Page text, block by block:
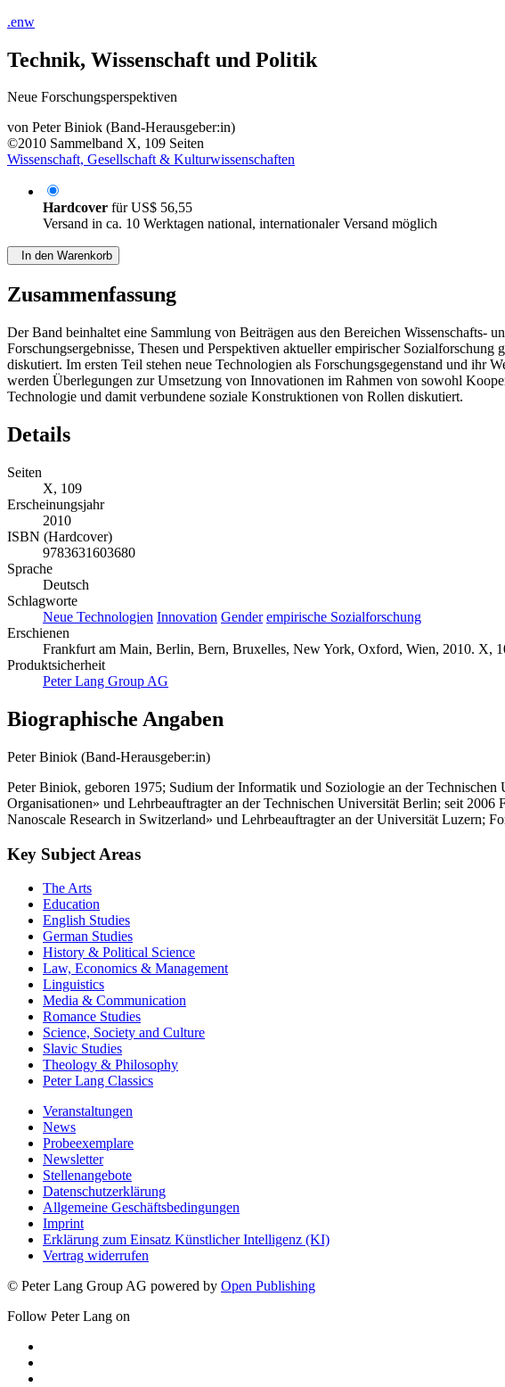
.enw
Technik, Wissenschaft und Politik
Neue Forschungsperspektiven
von Peter Biniok (Band-Herausgeber:in)
©2010 Sammelband X, 109 Seiten
Wissenschaft, Gesellschaft & Kulturwissenschaften
Hardcover fürUS$ 56,55
Versand in ca. 10 Werktagen national, internationaler Versand möglich
In den Warenkorb
Zusammenfassung
Der Band beinhaltet eine Sammlung von Beiträgen aus den Bereichen
Forschungsergebnisse, Thesen und Perspektiven aktueller empirischer
diskutiert. Im ersten Teil stehen neue Technologien als Forschungsgegenstand und ihr
werden Überlegungen zur Umsetzung von Innovationen im Rahmen von sowohl
Technologie und damit verbundene soziale Konstruktionen von Rollen diskutiert.
Details
Seiten
X, 109
Erscheinungsjahr
2010
ISBN (Hardcover)
9783631603680
Sprache
Deutsch
Schlagworte
Neue Technologien Innovation Gender empirische Sozialforschung
Erschienen
Frankfurt am Main, Berlin, Bern, Bruxelles, New York, Oxford, Wien, 2010. X,
Produktsicherheit
Peter Lang Group AG
Biographische Angaben
Peter Biniok (Band-Herausgeber:in)
Peter Biniok, geboren 1975; Sudium der Informatik und Soziologie an der
Organisationen» und Lehrbeauftragter an der Technischen Universität Berlin; seit
Nanoscale Research in Switzerland» und Lehrbeauftragter an der Universität Luzern;
Key Subject Areas
The Arts
Education
English Studies
German Studies
History & Political Science
Law, Economics & Management
Linguistics
Media & Communication
Romance Studies
Science, Society and Culture
Slavic Studies
Theology & Philosophy
Peter Lang Classics
Veranstaltungen
News
Probeexemplare
Newsletter
Stellenangebote
Datenschutzerklärung
Allgemeine Geschäftsbedingungen
Imprint
Erklärung zum Einsatz Künstlicher Intelligenz (KI)
Vertrag widerrufen
© Peter Lang Group AG powered by Open Publishing
Follow Peter Lang on